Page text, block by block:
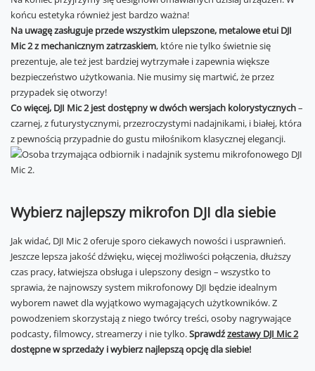
końcu estetyka również jest bardzo ważna!
Na uwagę zasługuje przede wszystkim ulepszone, metalowe etui DJI
Mic 2 z mechanicznym zatrzaskiem, które nie tylko świetnie się
prezentuje, ale też jest bardziej wytrzymałe i zapewnia większe
bezpieczeństwo użytkowania. Nie musimy się martwić, że przez
przypadek się otworzy!
Co więcej, DJI Mic 2 jest dostępny w dwóch wersjach kolorystycznych–
czarnej, z futurystycznymi, przezroczystymi nadajnikami, i białej, która
z pewnością przypadnie do gustu miłośnikom klasycznej elegancji.
Wybierz najlepszy mikrofon DJI dla siebie
Jak widać, DJI Mic 2 oferuje sporo ciekawych nowości i usprawnień.
Jeszcze lepsza jakość dźwięku, więcej możliwości połączenia, dłuższy
czas pracy, łatwiejsza obsługa i ulepszony design – wszystko to
sprawia, że najnowszy system mikrofonowy DJI będzie idealnym
wyborem nawet dla wyjątkowo wymagających użytkowników. Z
powodzeniem skorzystają z niego twórcy treści, osoby nagrywające
podcasty, filmowcy, streamerzy i nie tylko.Sprawdźzestawy DJI Mic 2
dostępne w sprzedaży i wybierz najlepszą opcję dla siebie!